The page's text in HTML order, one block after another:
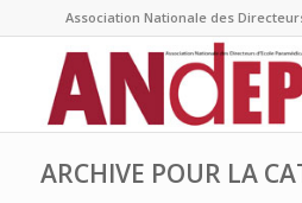
Association Nationale des
ARCHIVE POUR LA